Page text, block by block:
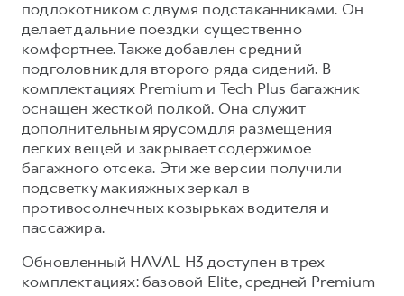
подлокотником с двумя подстаканниками. Он
делает дальние поездки существенно
комфортнее. Также добавлен средний
подголовник для второго ряда сидений. В
комплектациях Premium и Tech Plus багажник
оснащен жесткой полкой. Она служит
дополнительным ярусом для размещения
легких вещей и закрывает содержимое
багажного отсека. Эти же версии получили
подсветку макияжных зеркал в
противосолнечных козырьках водителя и
пассажира.
Обновленный HAVAL H3 доступен в трех
комплектациях: базовой Elite, средней Premium